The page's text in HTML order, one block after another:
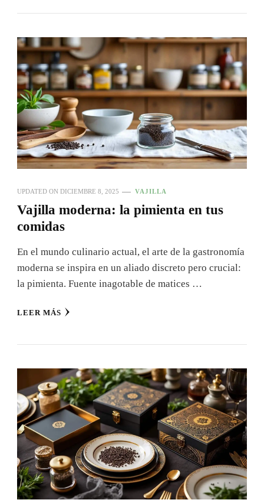
UPDATED ON DICIEMBRE 8, 2025 VAJILLA
Vajilla moderna: la pimienta en tus
comidas
En el mundo culinario actual, el arte de la gastronomía
moderna se inspira en un aliado discreto pero crucial:
la pimienta. Fuente inagotable de matices …
LEER MÁS